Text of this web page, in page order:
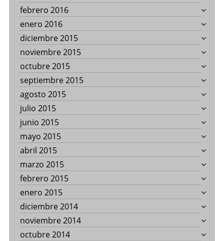
febrero 2016
enero 2016
diciembre 2015
noviembre 2015
octubre 2015
septiembre 2015
agosto 2015
julio 2015
junio 2015
mayo 2015
abril 2015
marzo 2015
febrero 2015
enero 2015
diciembre 2014
noviembre 2014
octubre 2014